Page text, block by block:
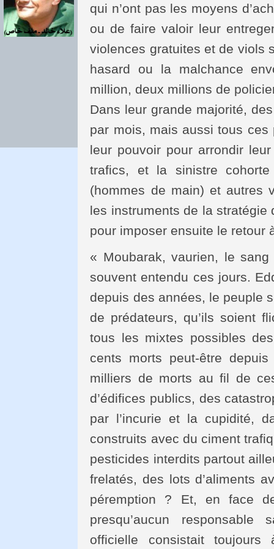
qui n’ont pas les moyens
ou de faire valoir leur
violences gratuites et de viols
hasard ou la malchance
million, deux millions de
Dans leur grande majorité,
par mois, mais aussi tous
leur pouvoir pour arrondir
trafics, et la sinistre
(hommes de main) et autres
les instruments de la
pour imposer ensuite le retour
« Moubarak, vaurien, le
souvent entendu ces jours.
depuis des années, le peuple
de prédateurs, qu’ils soient
tous les mixtes possibles
cents morts peut-être
milliers de morts au fil de
d’édifices publics, des
par l’incurie et la cupidité,
construits avec du ciment
pesticides interdits partout
frelatés, des lots d’aliments
péremption ? Et, en face
presqu’aucun
officielle consistait